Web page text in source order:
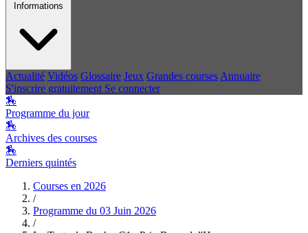
Informations
Actualité Vidéos Glossaire Jeux Grandes courses Annuaire
S'inscrire gratuitement Se connecter
🏇
Programme du jour
🏇
Archives des courses
🏇
Derniers quintés
Courses en 2026
/
Programme du 03 Juin 2026
/